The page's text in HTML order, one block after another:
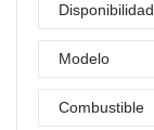
Disponibilidad
Modelo
Combustible